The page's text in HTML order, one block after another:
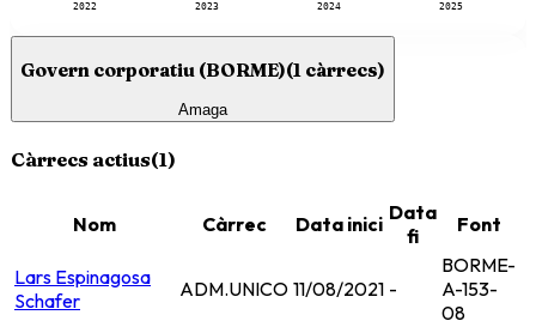
2022 2023 2024 2025
Govern corporatiu (BORME)(1 càrrecs)
Amaga
Càrrecs actius(1)
Nom Càrrec Data inici Data
fi
Font
Lars Espinagosa
Schafer
ADM.UNICO 11/08/2021 -
BORME-
A-153-
08